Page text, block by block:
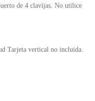
de 4 clavijas. No utilice
Tarjeta vertical no incluida.